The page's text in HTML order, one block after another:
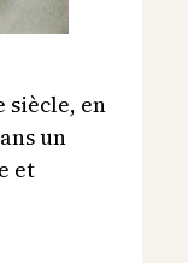
siècle, en
un
et